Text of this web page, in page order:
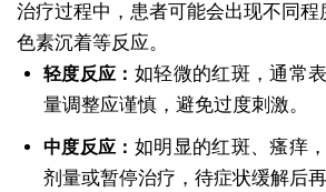
治疗过程中，患者可能会出现不同
色素沉着等反应。
轻度反应： 如轻微的红斑，通常
量调整应谨慎，避免过度刺激。
中度反应： 如明显的红斑、瘙痒
剂量或暂停治疗，待症状缓解后再